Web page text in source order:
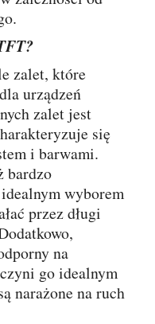
urządzeń
zalet jest
się
i barwami.
bardzo
wyborem
przez długi
na
go idealnym
narażone na ruch